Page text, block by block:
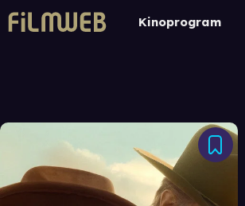
Kinoprogram